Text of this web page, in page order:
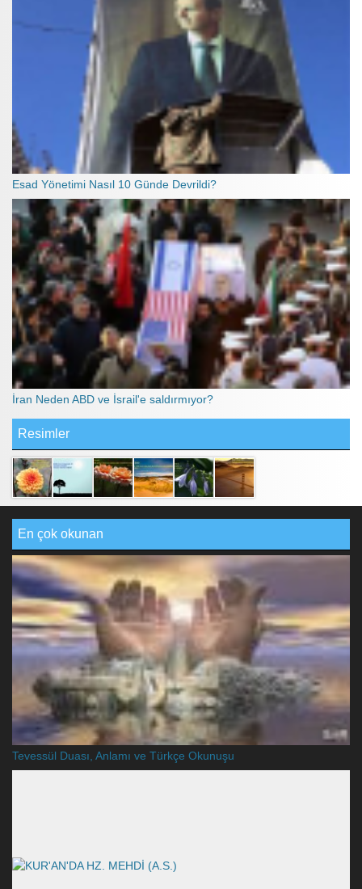
Esad Yönetimi Nasıl 10 Günde Devrildi?
İran Neden ABD ve İsrail'e saldırmıyor?
Resimler
En çok okunan
Tevessül Duası, Anlamı ve Türkçe Okunuşu